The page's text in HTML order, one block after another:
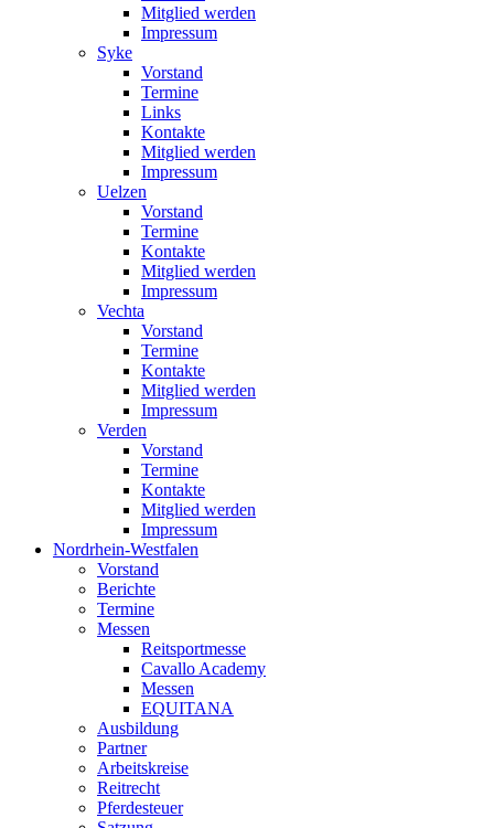
Mitglied werden
Impressum
Syke
Vorstand
Termine
Links
Kontakte
Mitglied werden
Impressum
Uelzen
Vorstand
Termine
Kontakte
Mitglied werden
Impressum
Vechta
Vorstand
Termine
Kontakte
Mitglied werden
Impressum
Verden
Vorstand
Termine
Kontakte
Mitglied werden
Impressum
Nordrhein-Westfalen
Vorstand
Berichte
Termine
Messen
Reitsportmesse
Cavallo Academy
Messen
EQUITANA
Ausbildung
Partner
Arbeitskreise
Reitrecht
Pferdesteuer